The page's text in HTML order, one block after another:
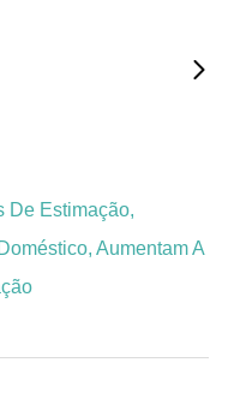
De Estimação,
Aumentam A